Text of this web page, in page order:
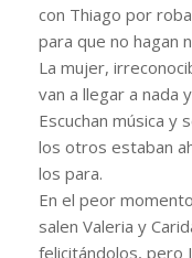
con Thiago por
para que no hagan
La mujer,
van a llegar a nada
Escuchan música y
los otros estaban
los para.
En el peor
salen Valeria y
felicitándolos, pero